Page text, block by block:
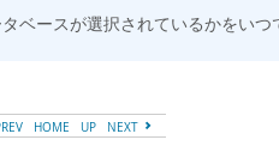
ベースが選択されているかをいつ
HOME UP NEXT